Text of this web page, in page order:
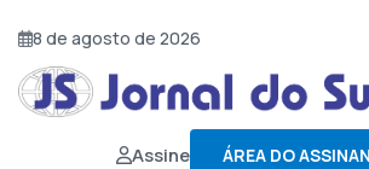
8 de agosto de 2026
Assine ÁREA DO